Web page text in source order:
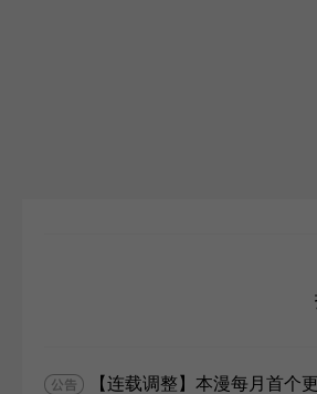
WEBTOON 【连载调整】本漫每月首个更新日将进行1周